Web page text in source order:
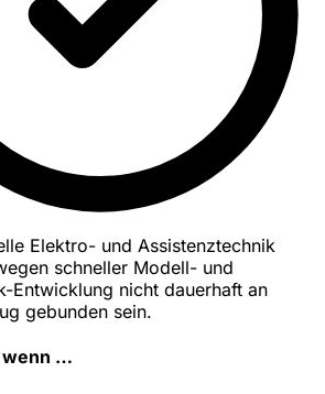
Elektro- und Assistenztechnik
schneller Modell- und
Entwicklung nicht dauerhaft an
gebunden sein.
wenn …